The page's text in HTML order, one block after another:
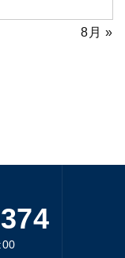
8月 »